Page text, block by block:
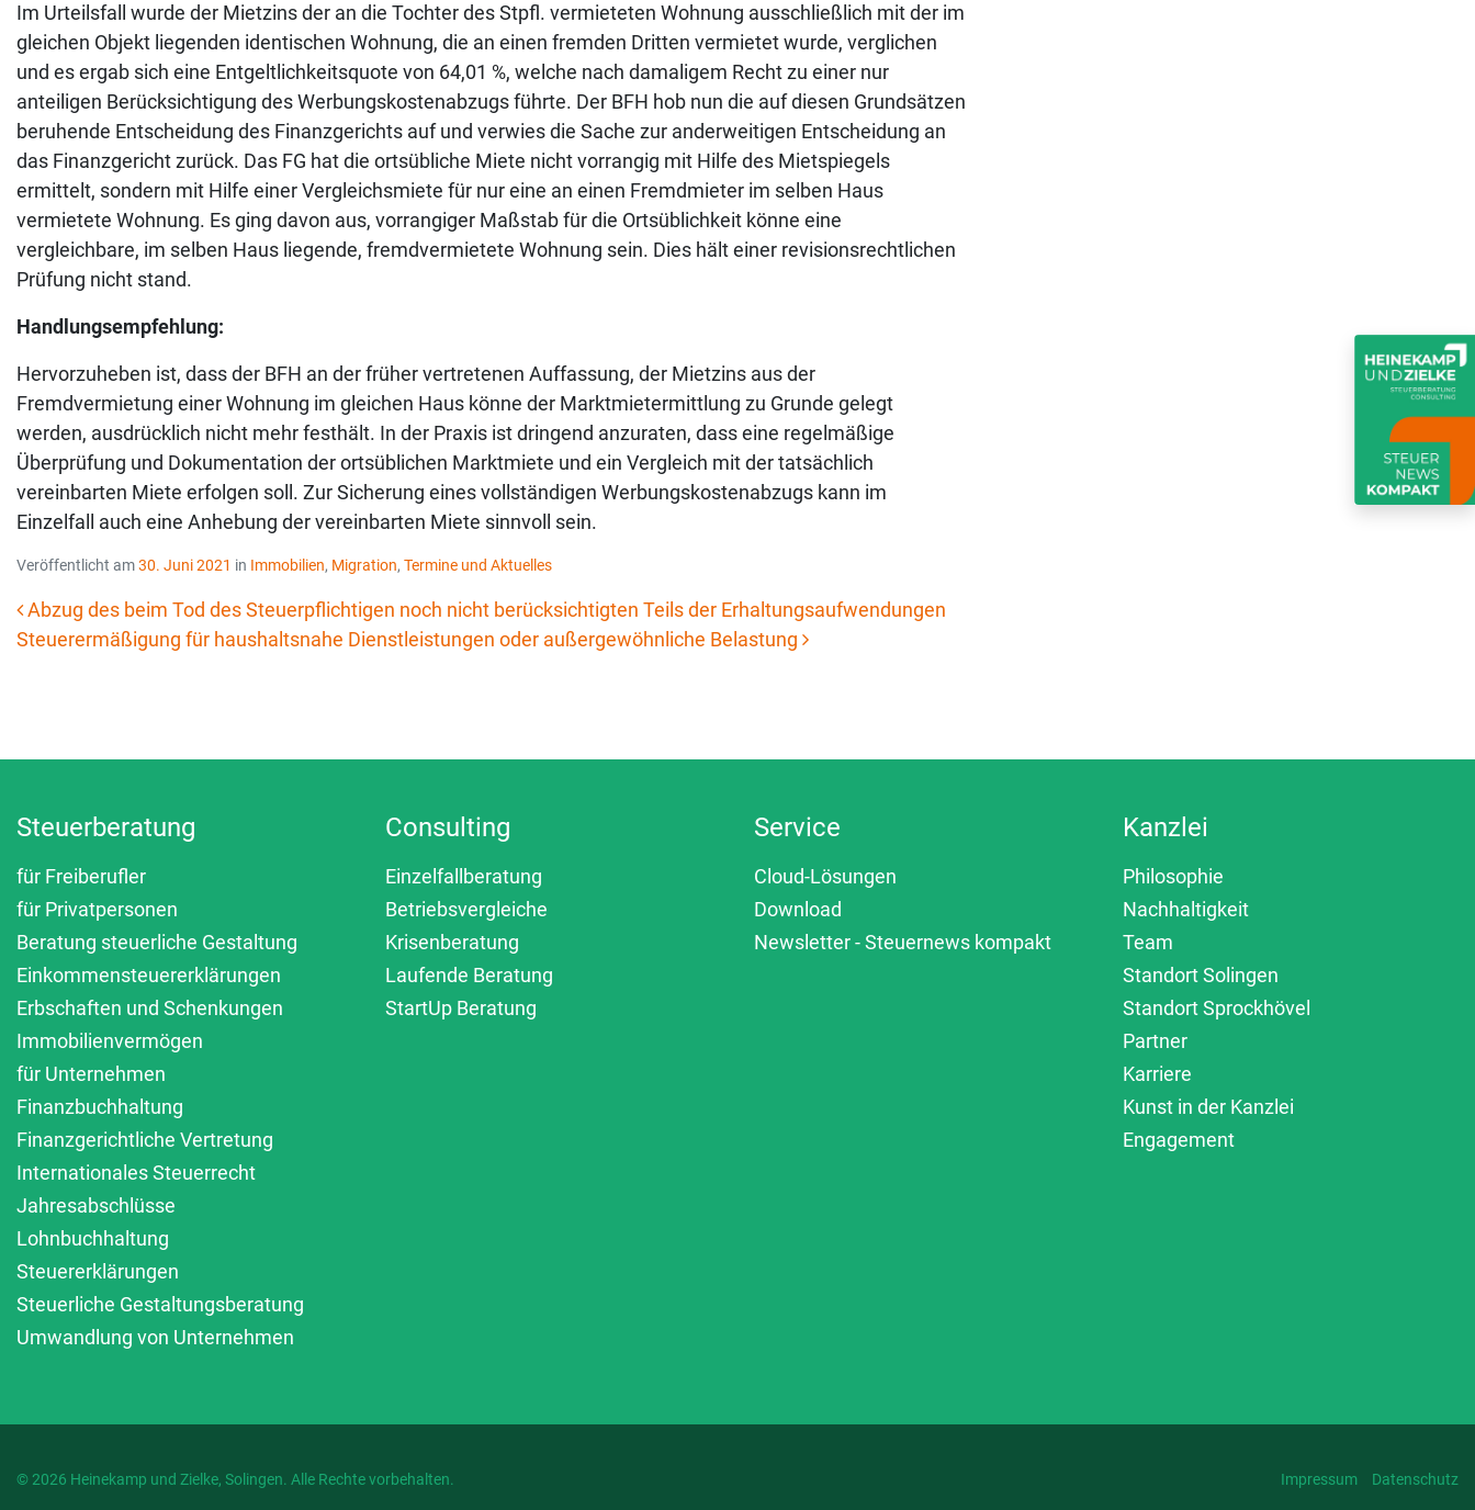
Im Urteilsfall wurde der Mietzins der an die Tochter des Stpfl. vermieteten Wohnung ausschließlich mit der im
gleichen Objekt liegenden identischen Wohnung, die an einen fremden Dritten vermietet wurde, verglichen
und es ergab sich eine Entgeltlichkeitsquote von 64,01 %, welche nach damaligem Recht zu einer nur
anteiligen Berücksichtigung des Werbungskostenabzugs führte. Der BFH hob nun die auf diesen Grundsätzen
beruhende Entscheidung des Finanzgerichts auf und verwies die Sache zur anderweitigen Entscheidung an
das Finanzgericht zurück. Das FG hat die ortsübliche Miete nicht vorrangig mit Hilfe des Mietspiegels
ermittelt, sondern mit Hilfe einer Vergleichsmiete für nur eine an einen Fremdmieter im selben Haus
vermietete Wohnung. Es ging davon aus, vorrangiger Maßstab für die Ortsüblichkeit könne eine
vergleichbare, im selben Haus liegende, fremdvermietete Wohnung sein. Dies hält einer revisionsrechtlichen
Prüfung nicht stand.
Handlungsempfehlung:
Hervorzuheben ist, dass der BFH an der früher vertretenen Auffassung, der Mietzins aus der
Fremdvermietung einer Wohnung im gleichen Haus könne der Marktmietermittlung zu Grunde gelegt
werden, ausdrücklich nicht mehr festhält. In der Praxis ist dringend anzuraten, dass eine regelmäßige
Überprüfung und Dokumentation der ortsüblichen Marktmiete und ein Vergleich mit der tatsächlich
vereinbarten Miete erfolgen soll. Zur Sicherung eines vollständigen Werbungskostenabzugs kann im
Einzelfall auch eine Anhebung der vereinbarten Miete sinnvoll sein.
Veröffentlicht am30. Juni 2021 in Immobilien, Migration, Termine und Aktuelles
Beitrags-Navigation
Abzug des beim Tod des Steuerpflichtigen noch nicht berücksichtigten Teils der Erhaltungsaufwendungen
Steuerermäßigung für haushaltsnahe Dienstleistungen oder außergewöhnliche Belastung
Steuerberatung
für Freiberufler
für Privatpersonen
Beratung steuerliche Gestaltung
Einkommensteuererklärungen
Erbschaften und Schenkungen
Immobilienvermögen
für Unternehmen
Finanzbuchhaltung
Finanzgerichtliche Vertretung
Internationales Steuerrecht
Jahresabschlüsse
Lohnbuchhaltung
Steuererklärungen
Steuerliche Gestaltungsberatung
Umwandlung von Unternehmen
Consulting
Einzelfallberatung
Betriebsvergleiche
Krisenberatung
Laufende Beratung
StartUp Beratung
Service
Cloud-Lösungen
Download
Newsletter - Steuernews kompakt
Kanzlei
Philosophie
Nachhaltigkeit
Team
Standort Solingen
Standort Sprockhövel
Partner
Karriere
Kunst in der Kanzlei
Engagement
© 2026 Heinekamp und Zielke, Solingen. Alle Rechte vorbehalten. Impressum Datenschutz